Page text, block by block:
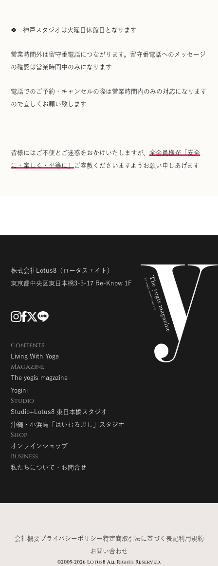
🍀 神戸スタジオは火曜日休館日となります
営業時間外は留守番電話につながります。留守番電話へのメッセージ
の確認は営業時間中のみになります
電話でのご予約・キャンセルの際は営業時間内のみの対応になります
ので宜しくお願い致します
皆様にはご不便とご迷惑をおかけいたしますが、全会員様が「安全
に・楽しく・平等に」
ご容赦くださいますようお願い申しあげます
株式会社Lotus8 （ロータスエイト）
東京都中央区東日本橋3-3-17 Re-Know 1F
Contents
Living With Yoga
Magazine
The yogis magazine
Yogini
Studio
Studio+Lotus8 東日本橋スタジオ
沖縄・小浜島「はいむるぶし」スタジオ
Shop
オンラインショップ
Business
私たちについて・お問合せ
©2005-2026 Lotus8 All Rights Reserved.
会社概要プライバシーポリシー特定商取引法に基づく表記利用規約
お問い合わせ